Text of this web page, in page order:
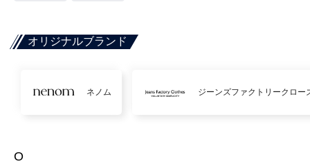
オリジナルブランド
ネノム ジーンズファクトリークロー
O